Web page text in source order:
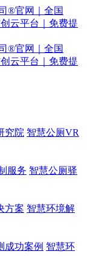
究院 智慧公厕VR
服务 智慧公厕驿
方案 智慧环境解
成功案例 智慧环